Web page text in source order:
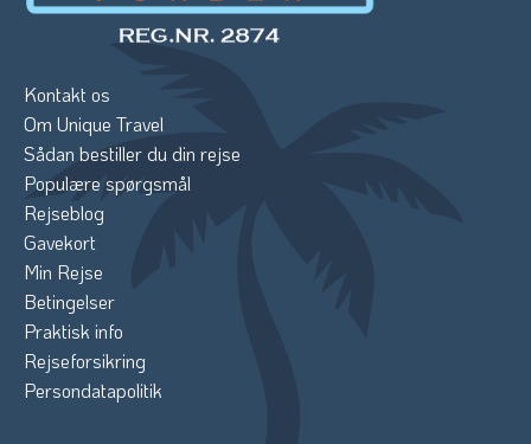
Kontakt os
Om Unique Travel
Sådan bestiller du din rejse
Populære spørgsmål
Rejseblog
Gavekort
Min Rejse
Betingelser
Praktisk info
Rejseforsikring
Persondatapolitik